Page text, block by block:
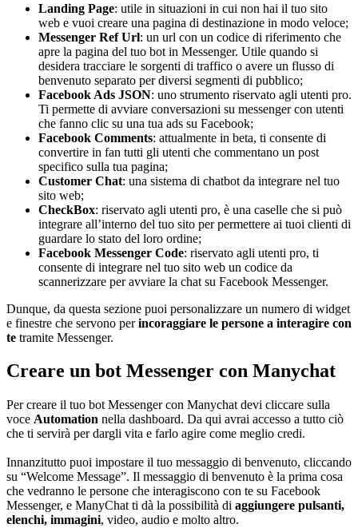
Landing Page: utile in situazioni in cui non hai il tuo sito
web e vuoi creare una pagina di destinazione in modo veloce;
Messenger Ref Url: un url con un codice di riferimento che
apre la pagina del tuo bot in Messenger. Utile quando si
desidera tracciare le sorgenti di traffico o avere un flusso di
benvenuto separato per diversi segmenti di pubblico;
Facebook Ads JSON: uno strumento riservato agli utenti pro.
Ti permette di avviare conversazioni su messenger con utenti
che fanno clic su una tua ads su Facebook;
Facebook Comments: attualmente in beta, ti consente di
convertire in fan tutti gli utenti che commentano un post
specifico sulla tua pagina;
Customer Chat: una sistema di chatbot da integrare nel tuo
sito web;
CheckBox: riservato agli utenti pro, è una caselle che si può
integrare all’interno del tuo sito per permettere ai tuoi clienti di
guardare lo stato del loro ordine;
Facebook Messenger Code: riservato agli utenti pro, ti
consente di integrare nel tuo sito web un codice da
scannerizzare per avviare la chat su Facebook Messenger.
Dunque, da questa sezione puoi personalizzare un numero di widget
e finestre che servono perincoraggiare le persone a interagire con
te tramite Messenger.
Creare un bot Messenger con Manychat
Per creare il tuo bot Messenger con Manychat devi cliccare sulla
voce Automation nella dashboard. Da qui avrai accesso a tutto ciò
che ti servirà per dargli vita e farlo agire come meglio credi.
Innanzitutto puoi impostare il tuo messaggio di benvenuto, cliccando
su “Welcome Message”. Il messaggio di benvenuto è la prima cosa
che vedranno le persone che interagiscono con te su Facebook
Messenger, e ManyChat ti dà la possibilità di aggiungere pulsanti,
elenchi, immagini, video, audio e molto altro.